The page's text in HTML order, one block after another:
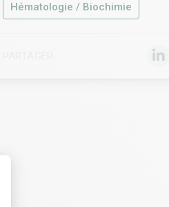
Hématologie / Biochimie